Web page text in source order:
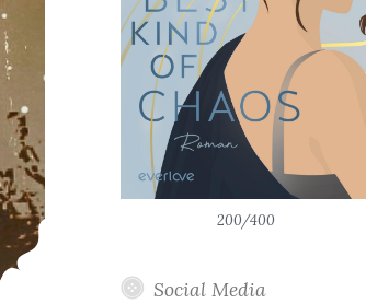
200/400
Social Media